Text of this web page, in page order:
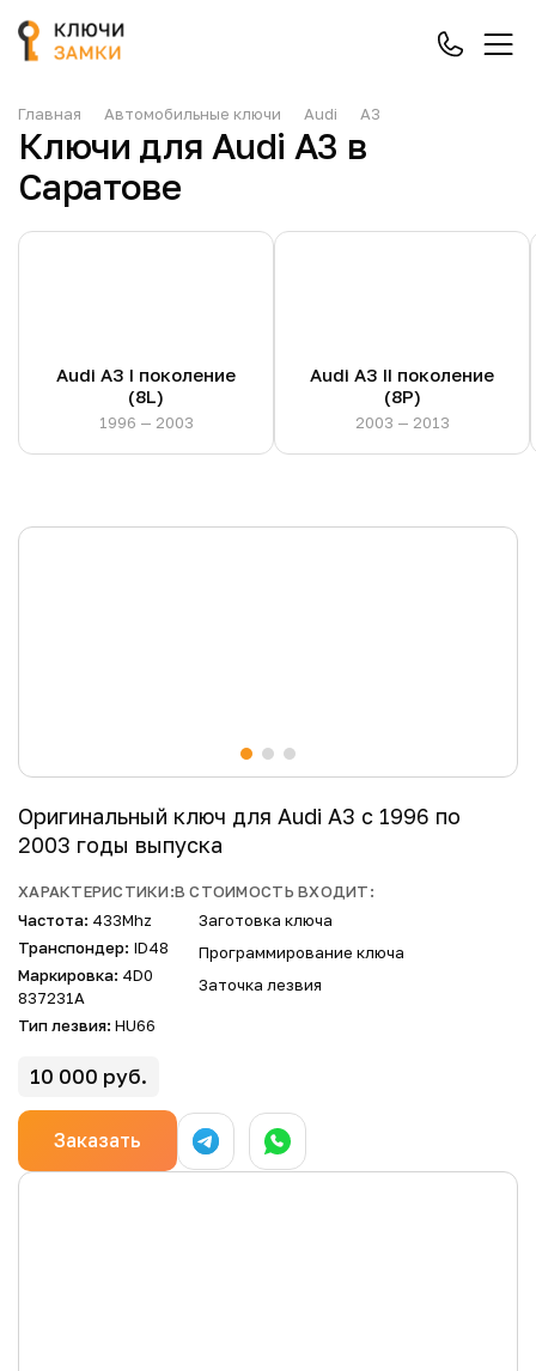
Главная Автомобильные ключи Audi A3
Ключи для Audi A3 в
Саратове
Audi A3 I поколение
(8L)
1996 — 2003
Audi A3 II поколение
(8P)
2003 — 2013
Оригинальный ключ для Audi A3 с 1996 по
2003 годы выпуска
ХАРАКТЕРИСТИКИ:
Частота: 433Mhz
Транспондер: ID48
Маркировка: 4D0
837231A
Тип лезвия: HU66
В СТОИМОСТЬ ВХОДИТ:
Заготовка ключа
Программирование ключа
Заточка лезвия
10 000 руб.
Заказать